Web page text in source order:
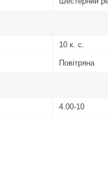
10 к. с.
Повітряна
4.00-10